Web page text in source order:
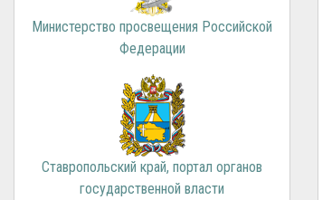
Министерство просвещения Российской
Федерации
Ставропольский край, портал органов
государственной власти